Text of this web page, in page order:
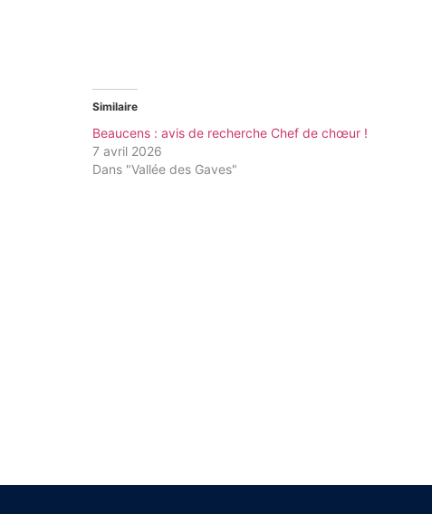
Similaire
Beaucens : avis de recherche Chef de chœur !
7 avril 2026
Dans "Vallée des Gaves"